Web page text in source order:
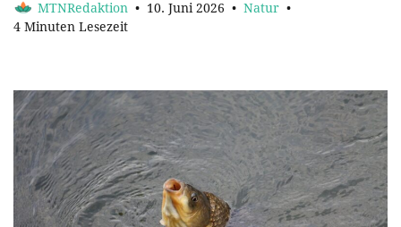
MTNRedaktion 10. Juni 2026
Natur
4 Minuten Lesezeit